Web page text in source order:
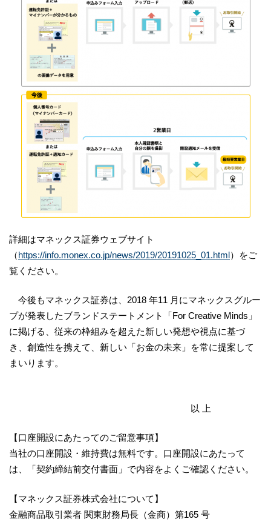
詳細はマネックス証券ウェブサイト
（https://info.monex.co.jp/news/2019/20191025_01.html）をご
覧ください。
今後もマネックス証券は、2018 年11 月にマネックスグルー
プが発表したブランドステートメント「For Creative Minds」
に掲げる、従来の枠組みを超えた新しい発想や視点に基づ
き、創造性を携えて、新しい「お金の未来」を常に提案して
まいります。
以 上
【口座開設にあたってのご留意事項】
当社の口座開設・維持費は無料です。口座開設にあたって
は、「契約締結前交付書面」で内容をよくご確認ください。
【マネックス証券株式会社について】
金融商品取引業者 関東財務局長（金商）第165 号